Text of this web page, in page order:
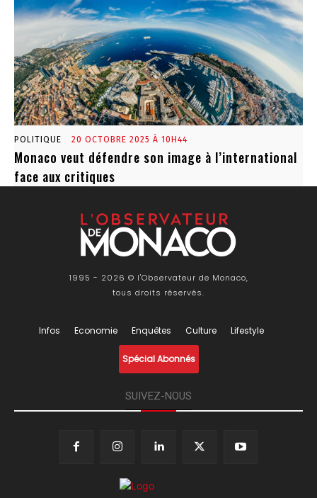
POLITIQUE 20 OCTOBRE 2025 À 10H44
Monaco veut défendre son image à l’international
face aux critiques
1995 - 2026 © l'Observateur de Monaco,
tous droits réservés.
Infos Economie Enquêtes Culture Lifestyle
Spécial Abonnés
SUIVEZ-NOUS